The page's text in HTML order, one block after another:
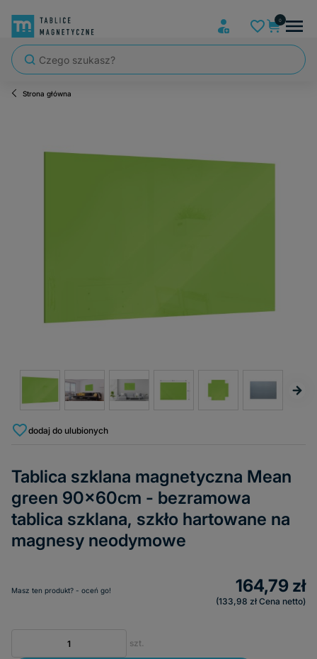
Strona główna
dodaj do ulubionych
Tablica szklana magnetyczna Mean
green 90x60cm - bezramowa
tablica szklana, szkło hartowane na
magnesy neodymowe
Masz ten produkt? - oceń go! 164,79 zł
133,98 zł Cena netto
szt.